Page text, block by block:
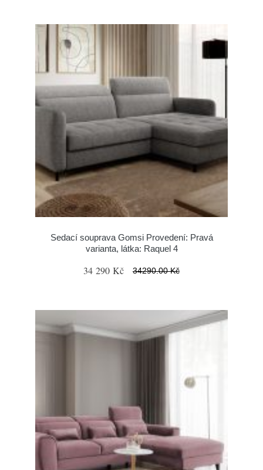
Sedací souprava Gomsi Provedení: Pravá
varianta, látka: Raquel 4
34 290 Kč 34290.00 Kč